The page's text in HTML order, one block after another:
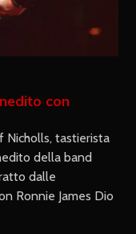
con
Nicholls, tastierista
della band
dalle
Ronnie James Dio